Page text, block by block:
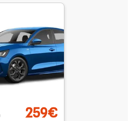
259€